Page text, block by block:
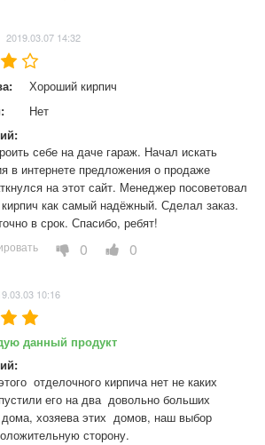
2019.03.07 14:32
Хороший кирпич
Нет
себе на даче гараж. Начал искать
в интернете предложения о продаже
на этот сайт. Менеджер посоветовал
кирпич как самый надёжный. Сделал заказ.
в срок. Спасибо, ребят!
0 0
10:16
данный продукт
отделочного кирпича нет не каких
его на два  довольно больших
дома, хозяева этих  домов, наш выбор
сторону.